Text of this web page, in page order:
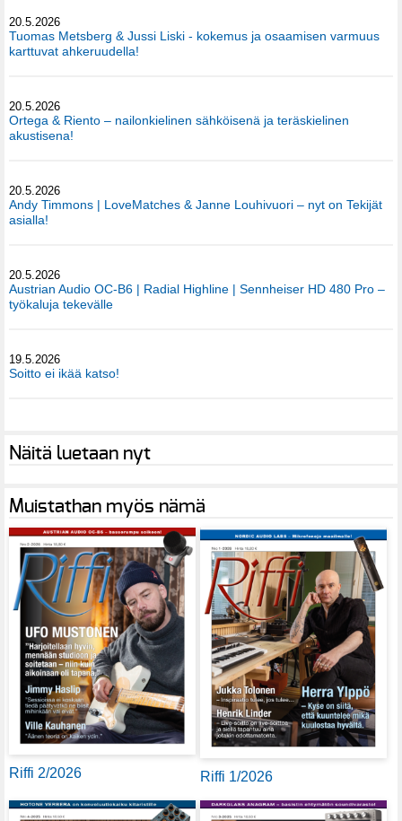
20.5.2026
Tuomas Metsberg & Jussi Liski - kokemus ja osaamisen varmuus
karttuvat ahkeruudella!
20.5.2026
Ortega & Riento – nailonkielinen sähköisenä ja teräskielinen
akustisena!
20.5.2026
Andy Timmons | LoveMatches & Janne Louhivuori – nyt on Tekijät
asialla!
20.5.2026
Austrian Audio OC-B6 | Radial Highline | Sennheiser HD 480 Pro –
työkaluja tekevälle
19.5.2026
Soitto ei ikää katso!
Näitä luetaan nyt
Muistathan myös nämä
Riffi 2/2026 Riffi 1/2026